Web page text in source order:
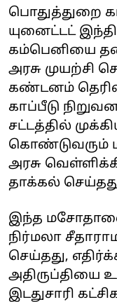
பொதுத்துறை
யுனைட்டட்
கம்பெனியை
அரசு முயற்சி
கண்டனம்
காப்பீடு
சட்டத்தில்
கொண்டுவரும்
அரசு
தாக்கல்
இந்த
நிர்மலா
செய்தது,
அதிருப்தியை
இடதுசாரி